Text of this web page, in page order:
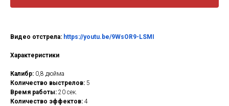
Видео отстрела: https://youtu.be/9WsOR9-LSMI
Характеристики
Калибр: 0,8 дюйма
Количество выстрелов: 5
Время работы: 20 сек.
Количество эффектов: 4